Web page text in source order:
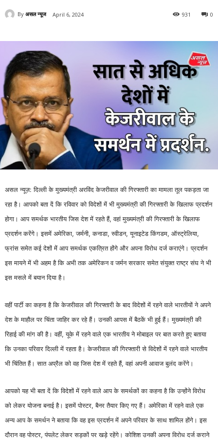
By असल न्यूज April 6, 2024 0
931
असल न्यूज़: दिल्ली के मुख्यमंत्री अरविंद केजरीवाल की गिरफ्तारी का मामला तूल पकड़ता जा
रहा है। आपको बता दें कि रविवार को विदेशों में भी मुख्यमंत्री की गिरफ्तारी के खिलाफ प्रदर्शन
होगा। आप समर्थक भारतीय जिस देश में रहते हैं, वहां मुख्यमंत्री की गिरफ्तारी के खिलाफ
प्रदर्शन करेंगे। इसमें अमेरिका, जर्मनी, कनाडा, स्वीडन, यूनाइटेड किंगडम, ऑस्ट्रेलिया,
फ्रांस समेत कई देशों में आप समर्थक एकत्रित होंगे और अपना विरोध दर्ज कराएंगे। प्रदर्शन
इस मायने में भी अहम है कि अभी तक अमेरिकन व जर्मन सरकार समेत संयुक्त राष्ट्र संघ ने भी
इस मसले में बयान दिया है।
वहीं पार्टी का कहना है कि केजरीवाल की गिरफ्तारी के बाद विदेशों में रहने वाले भारतीयों ने अपने
देश के माहौल पर चिंता जाहिर कर रहे हैं। उनकी आपस में बैठकें भी हुई हैं। मुख्यमंत्री की
रिहाई की मांग की है। वहीं, यूके में रहने वाले एक भारतीय ने मोबाइल पर बात करते हुए बताया
कि उनका परिवार दिल्ली में रहता है। केजरीवाल की गिरफ्तारी से विदेशों में रहने वाले भारतीय
भी चिंतित हैं। सात अप्रैल को वह जिस देश में रहते हैं, वहां अपनी आवाज बुलंद करेंगे।
आपको यह भी बता दें कि विदेशों में रहने वाले आप के समर्थकों का कहना है कि उन्होंने विरोध
को लेकर योजना बनाई है। इसमें पोस्टर, बैनर तैयार किए गए हैं। अमेरिका में रहने वाले एक
अन्य आप के समर्थन ने बताया कि वह इस प्रदर्शन में अपने परिवार के साथ शामिल होंगे। इस
दौरान वह पोस्टर, पंपलेट लेकर सड़कों पर खड़े रहेंगे। कोशिश उनकी अपना विरोध दर्ज कराने